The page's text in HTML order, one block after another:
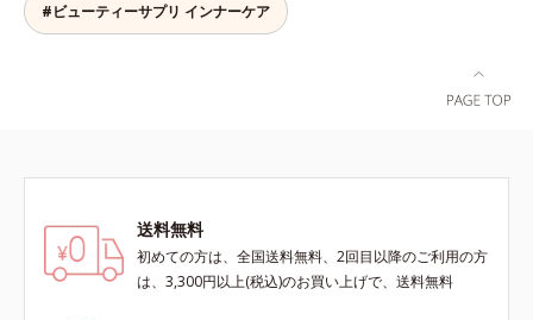
#ビューティーサプリ インナーケア
送料無料
初めての方は、全国送料無料、2回目以降のご利用の方
は、3,300円以上(税込)のお買い上げで、送料無料